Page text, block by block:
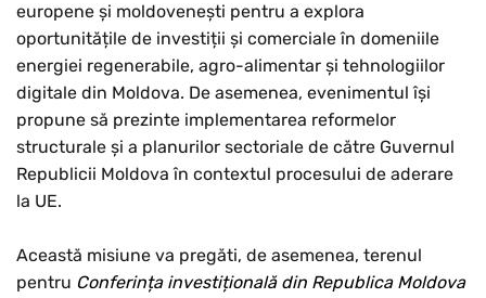
europene și moldovenești pentru a explora
oportunitățile de investiții și comerciale în domeniile
energiei regenerabile, agro-alimentar și tehnologiilor
digitale din Moldova. De asemenea, evenimentul își
propune să prezinte implementarea reformelor
structurale și a planurilor sectoriale de către Guvernul
Republicii Moldova în contextul procesului de aderare
la UE.
Această misiune va pregăti, de asemenea, terenul
pentru Conferința investițională din Republica Moldova